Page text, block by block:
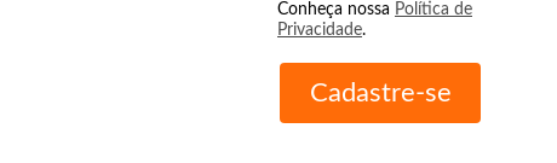
Conheça nossa Política de
Privacidade.